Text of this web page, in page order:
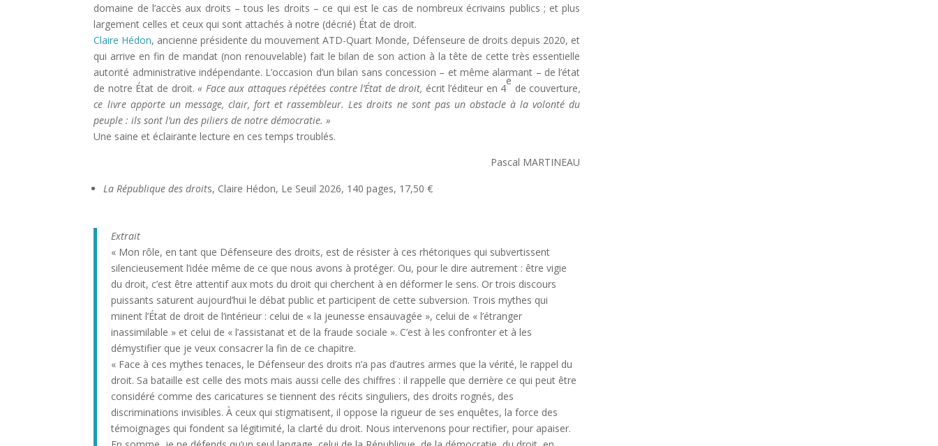
domaine de l’accès aux droits – tous les droits – ce qui est le cas de nombreux écrivains publics ; et plus
largement celles et ceux qui sont attachés à notre (décrié) État de droit.
Claire Hédon, ancienne présidente du mouvement ATD-Quart Monde, Défenseure de droits depuis 2020, et
qui arrive en fin de mandat (non renouvelable) fait le bilan de son action à la tête de cette très essentielle
autorité administrative indépendante. L’occasion d’un bilan sans concession – et même alarmant – de l’état
de notre État de droit.« Face aux attaques répétées contre l’État de droit, écrit l’éditeur en 4
e
de couverture,
ce livre apporte un message, clair, fort et rassembleur. Les droits ne sont pas un obstacle à la volonté du
peuple : ils sont l’un des piliers de notre démocratie. »
Une saine et éclairante lecture en ces temps troublés.
Pascal MARTINEAU
La République des droits, Claire Hédon, Le Seuil 2026, 140 pages, 17,50 €
Extrait
« Mon rôle, en tant que Défenseure des droits, est de résister à ces rhétoriques qui subvertissent
silencieusement l’idée même de ce que nous avons à protéger. Ou, pour le dire autrement : être vigie
du droit, c’est être attentif aux mots du droit qui cherchent à en déformer le sens. Or trois discours
puissants saturent aujourd’hui le débat public et participent de cette subversion. Trois mythes qui
minent l’État de droit de l’intérieur : celui de « la jeunesse ensauvagée », celui de « l’étranger
inassimilable » et celui de « l’assistanat et de la fraude sociale ». C’est à les confronter et à les
démystifier que je veux consacrer la fin de ce chapitre.
« Face à ces mythes tenaces, le Défenseur des droits n’a pas d’autres armes que la vérité, le rappel du
droit. Sa bataille est celle des mots mais aussi celle des chiffres : il rappelle que derrière ce qui peut être
considéré comme des caricatures se tiennent des récits singuliers, des droits rognés, des
discriminations invisibles. À ceux qui stigmatisent, il oppose la rigueur de ses enquêtes, la force des
témoignages qui fondent sa légitimité, la clarté du droit. Nous intervenons pour rectifier, pour apaiser.